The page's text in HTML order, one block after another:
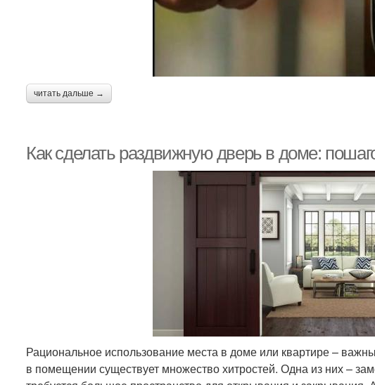
читать дальше →
Как сделать раздвижную дверь в доме:
Рациональное использование места в доме или квартире –
в помещении существует множество хитростей. Одна из них –